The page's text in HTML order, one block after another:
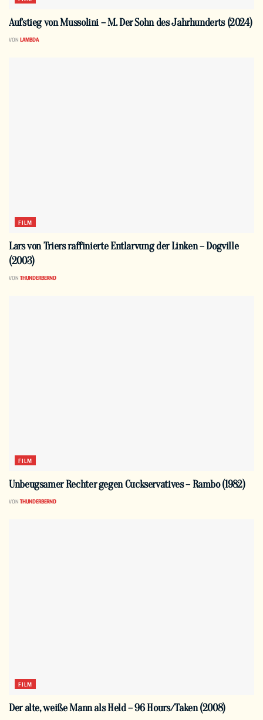
Aufstieg von Mussolini – M. Der Sohn des Jahrhunderts (2024)
VON LAMBDA
FILM
Lars von Triers raffinierte Entlarvung der Linken – Dogville
(2003)
VON THUNDERBERND
FILM
Unbeugsamer Rechter gegen Cuckservatives – Rambo (1982)
VON THUNDERBERND
FILM
Der alte, weiße Mann als Held – 96 Hours/Taken (2008)